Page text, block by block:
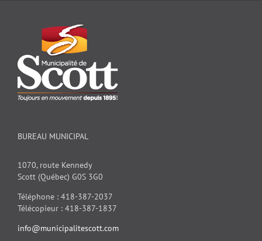
BUREAU MUNICIPAL
1070, route Kennedy
Scott (Québec) G0S 3G0
Téléphone : 418-387-2037
Télécopieur : 418-387-1837
info@municipalitescott.com